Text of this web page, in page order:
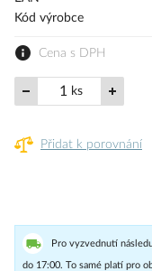
Kód výrobce
Cena s DPH
ks
Přidat k porovnání
Pro vyzvednutí
do 17:00. To samé platí pro